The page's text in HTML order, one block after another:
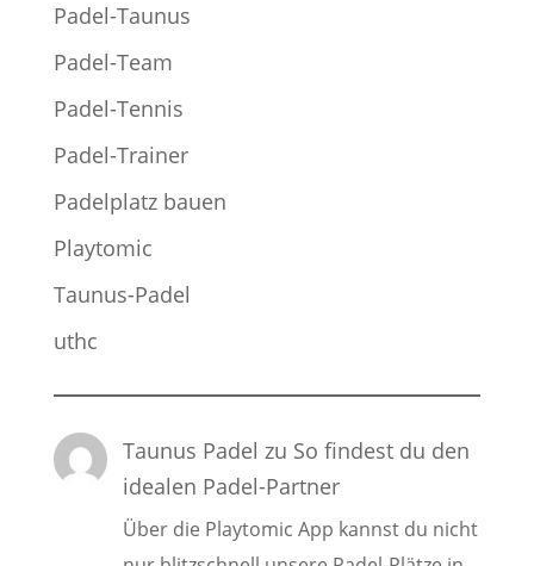
Padel-Taunus
Padel-Team
Padel-Tennis
Padel-Trainer
Padelplatz bauen
Playtomic
Taunus-Padel
uthc
Taunus Padel zu So findest du den
idealen Padel-Partner
Über die Playtomic App kannst du nicht